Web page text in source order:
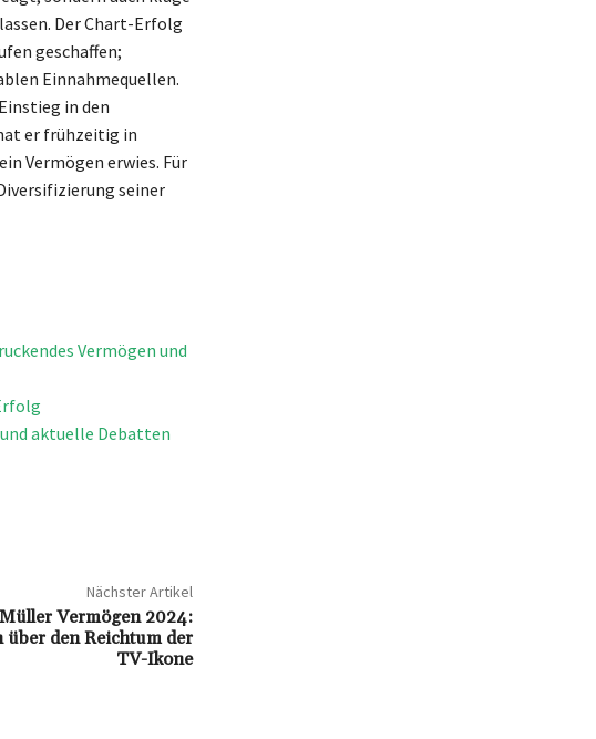
Der Chart-Erfolg
geschaffen;
Einnahmequellen.
in den
er frühzeitig in
Vermögen erwies. Für
seiner
Vermögen und
aktuelle Debatten
Nächster Artikel
Vermögen 2024:
den Reichtum der
TV-Ikone